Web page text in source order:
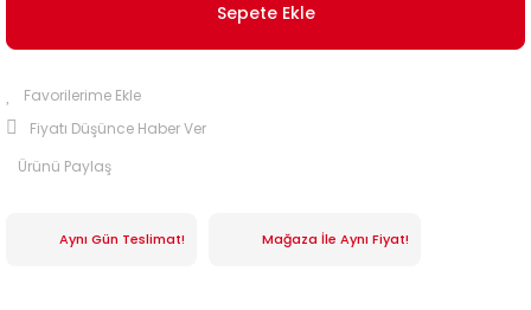
Sepete Ekle
Fiyatı Düşünce Haber Ver
Ürünü Paylaş
Aynı Gün Teslimat! Mağaza İle Aynı Fiyat!